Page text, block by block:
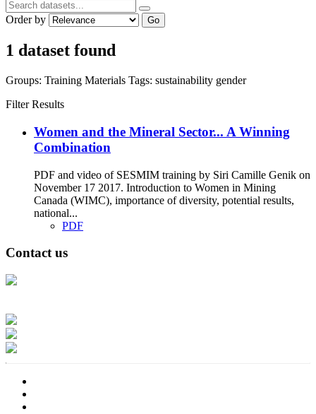
Order by Go
1 dataset found
Groups: Training Materials Tags: sustainability gender
Filter Results
Women and the Mineral Sector... A Winning
Combination
PDF and video of SESMIM training by Siri Camille Genik on
November 17 2017. Introduction to Women in Mining
Canada (WIMC), importance of diversity, potential results,
national...
PDF
Contact us